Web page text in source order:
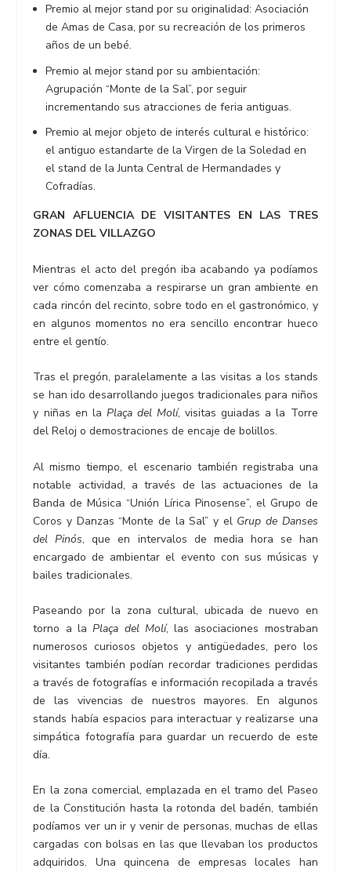
Premio al mejor stand por su originalidad: Asociación
de Amas de Casa, por su recreación de los primeros
años de un bebé.
Premio al mejor stand por su ambientación:
Agrupación “Monte de la Sal”, por seguir
incrementando sus atracciones de feria antiguas.
Premio al mejor objeto de interés cultural e histórico:
el antiguo estandarte de la Virgen de la Soledad en
el stand de la Junta Central de Hermandades y
Cofradías.
GRAN AFLUENCIA DE VISITANTES EN LAS TRES
ZONAS DEL VILLAZGO
Mientras el acto del pregón iba acabando ya podíamos
ver cómo comenzaba a respirarse un gran ambiente en
cada rincón del recinto, sobre todo en el gastronómico, y
en algunos momentos no era sencillo encontrar hueco
entre el gentío.
Tras el pregón, paralelamente a las visitas a los stands
se han ido desarrollando juegos tradicionales para niños
y niñas en la Plaça del Molí, visitas guiadas a la Torre
del Reloj o demostraciones de encaje de bolillos.
Al mismo tiempo, el escenario también registraba una
notable actividad, a través de las actuaciones de la
Banda de Música “Unión Lírica Pinosense”, el Grupo de
Coros y Danzas “Monte de la Sal” y el Grup de Danses
del Pinós, que en intervalos de media hora se han
encargado de ambientar el evento con sus músicas y
bailes tradicionales.
Paseando por la zona cultural, ubicada de nuevo en
torno a laPlaça del Molí, las asociaciones mostraban
numerosos curiosos objetos y antigüedades, pero los
visitantes también podían recordar tradiciones perdidas
a través de fotografías e información recopilada a través
de las vivencias de nuestros mayores. En algunos
stands había espacios para interactuar y realizarse una
simpática fotografía para guardar un recuerdo de este
día.
En la zona comercial, emplazada en el tramo del Paseo
de la Constitución hasta la rotonda del badén, también
podíamos ver un ir y venir de personas, muchas de ellas
cargadas con bolsas en las que llevaban los productos
adquiridos. Una quincena de empresas locales han